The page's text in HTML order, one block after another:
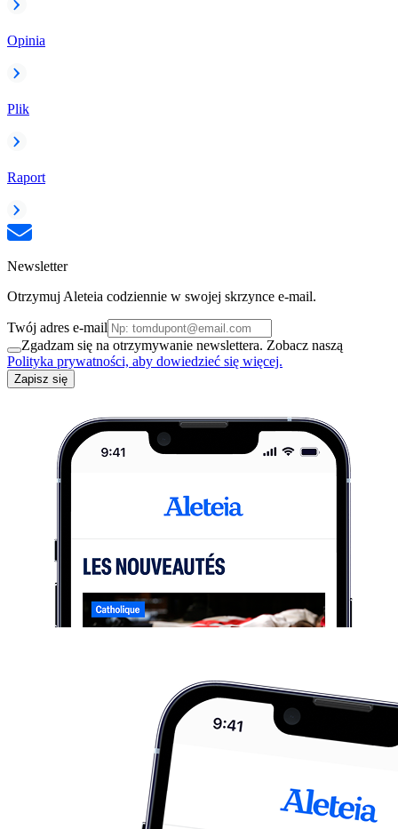
Opinia
Plik
Raport
Newsletter
Otrzymuj Aleteia codziennie w swojej skrzynce e-mail.
Twój adres e-mail
Zgadzam się na otrzymywanie newslettera. Zobacz naszą
Polityka prywatności, aby dowiedzieć się więcej.
Zapisz się